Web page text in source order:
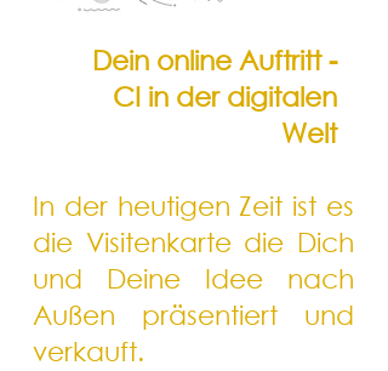
Dein online Auftritt -
CI in der digitalen
Welt
In der heutigen Zeit ist es
die Visitenkarte die Dich
und Deine Idee nach
Außen präsentiert und
verkauft.